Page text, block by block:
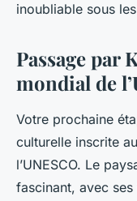
inoubliable sous
Passage par
mondial de
Votre prochaine
culturelle inscrite
l’UNESCO. Le
fascinant, avec